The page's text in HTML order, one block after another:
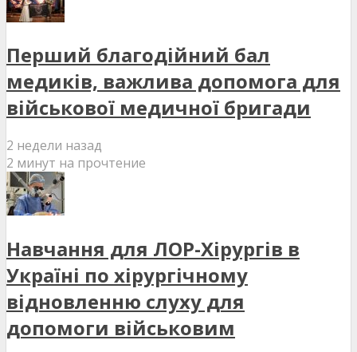
Перший благодійний бал
медиків, важлива допомога для
військової медичної бригади
2 недели назад
2 минут на прочтение
Навчання для ЛОР-Хірургів в
Україні по хірургічному
відновленню слуху для
допомоги військовим